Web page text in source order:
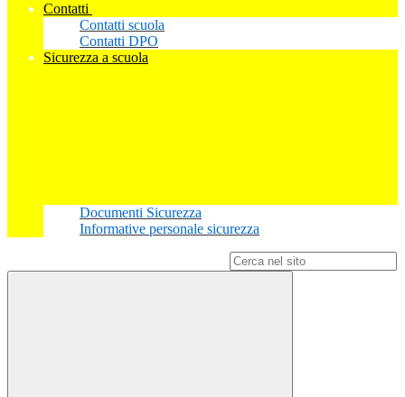
Contatti
Contatti scuola
Contatti DPO
Sicurezza a scuola
Documenti Sicurezza
Informative personale sicurezza